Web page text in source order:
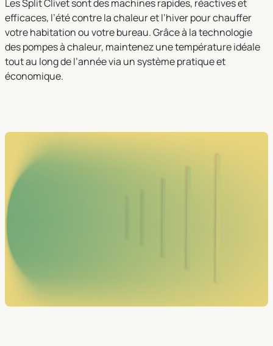
Les Split Clivet sont des machines rapides, réactives et
efficaces, l’été contre la chaleur et l’hiver pour chauffer
votre habitation ou votre bureau. Grâce à la technologie
des pompes à chaleur, maintenez une température idéale
tout au long de l’année via un système pratique et
économique.